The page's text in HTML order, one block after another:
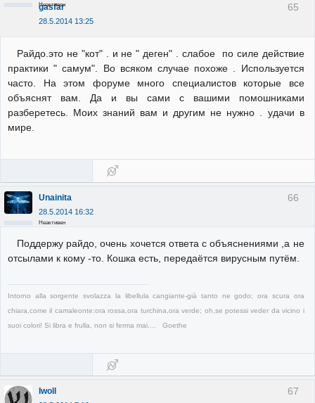
65
gasfar
28.5.2014 13:25
Неактивен
Райдо.это не "кот" . и не " деген" . слабое по силе действие
практики " самум". Во всяком случае похоже . Используется
часто. На этом форуме много специалистов которые все
объяснят вам. Да и вы сами с вашими помошниками
разберетесь. Моих знаний вам и другим не нужно . удачи в
мире.
66
Unainita
28.5.2014 16:32
Неактивен
Поддержу райдо, очень хочется ответа с объяснениями ,а не
отсылами к кому -то. Кошка есть, передаётся вирусным путём.
Intorno alla sorgente svolazza la libellula cangiante-già tanto ne godo; ora scura ora
chiara,come il camaleonte:ora rossa,ora turchina,ora verde; oh,se potessi veder da vicino i
suoi colori! Si libra e frulla, non si ferma mai.... Goethe
67
Iwoll